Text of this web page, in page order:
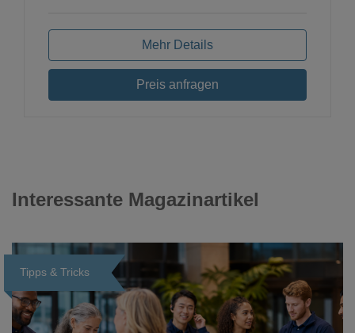
Mehr Details
Preis anfragen
Interessante Magazinartikel
Tipps & Tricks